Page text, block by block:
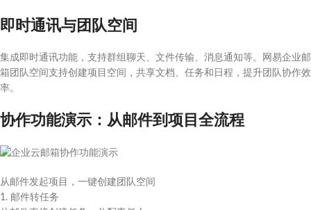
即时通讯与团队空间
集成即时通讯功能，支持群组聊天、文件传输、消息通知等。网易企业邮
箱团队空间支持创建项目空间，共享文档、任务和日程，提升团队协作效
率。
协作功能演示：从邮件到项目全流程
从邮件发起项目，一键创建团队空间
1. 邮件转任务